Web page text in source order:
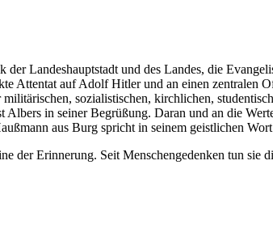
Landeshauptstadt und des Landes, die
Attentat auf Adolf Hitler und an einen
sozialistischen, kirchlichen,
Albers in seiner Begrüßung. Daran und an die
aus Burg spricht in seinem geistlichen
der Erinnerung. Seit Menschengedenken tun